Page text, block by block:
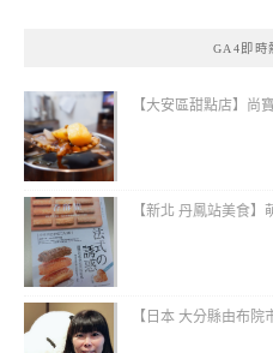
GA4即時
【大安區甜點店】尚
【新北 丹鳳站美食
【日本 大分縣由布院